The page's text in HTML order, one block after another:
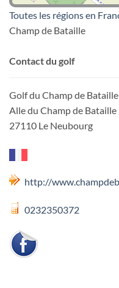
Toutes les régions en
Champ de Bataille
Contact du golf
Golf du Champ de Bataille
Alle du Champ de Bataille
27110 Le Neubourg
http://
0232350372